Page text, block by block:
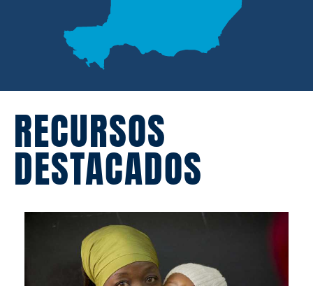
RECURSOS
DESTACADOS